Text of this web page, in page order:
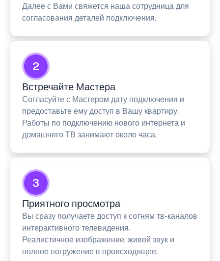
Далее с Вами свяжется наша сотрудница для
согласования деталей подключения.
2
Встречайте Мастера
Согласуйте с Мастером дату подключения и
предоставьте ему доступ в Вашу квартиру.
Работы по подключению нового интернета и
домашнего ТВ занимают около часа.
3
Приятного просмотра
Вы сразу получаете доступ к сотням тв-каналов
интерактивного телевидения.
Реалистичное изображение, живой звук и
полное погружение в происходящее.